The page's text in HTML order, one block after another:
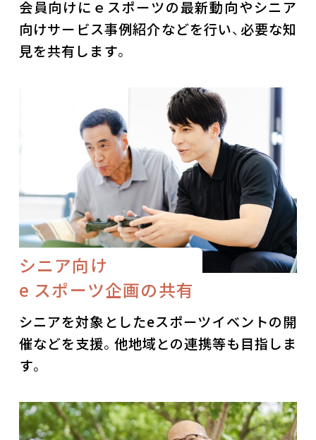
会員向けにｅスポーツの最新動向やシニア
向けサービス事例紹介などを行い、必要な知
見を共有します。
シニア向け
e スポーツ企画の共有
シニアを対象としたeスポーツイベントの開
催などを支援。他地域との連携等も目指しま
す。